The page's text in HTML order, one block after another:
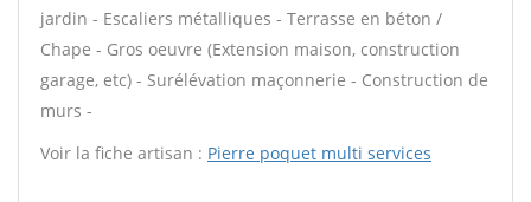
jardin - Escaliers métalliques - Terrasse en béton /
Chape - Gros oeuvre (Extension maison, construction
garage, etc) - Surélévation maçonnerie - Construction de
murs -
Voir la fiche artisan : Pierre poquet multi services